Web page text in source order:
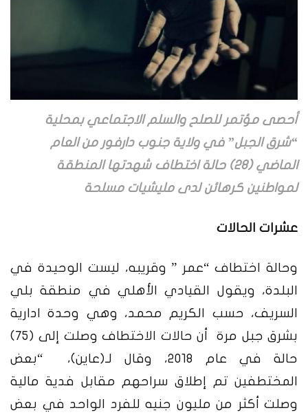
أحصى مؤتمر للصلح والسلم الاجتماعي بمحلية
“شرق الجبل” في ولاية جنوب دارفور من العام
الماضي (٢٨) حالة اختطاف شهدتها المنطقة
لمواطنين كرهائن لدى مليشيات مسلحة
عشرات الحالات
وحالة اختطاف “عمر ” وقريبه، ليست الوحيدة في
البلدة، ويقول القيادي الأهلي في منطقة بلي
السريف، حسب الكريم محمد، وهي وحدة ادارية
بشرق جبل مرة أن حالات الاختطاف وصلت إلى (٧٥)
حالة في عام 2018، وقال لـ(عاين)، “بعض
المختطفين تم إطلاق سراحهم مقابل فدية مالية
وصلت أكثر من مليون جنيه للفرد الواحد في بعض